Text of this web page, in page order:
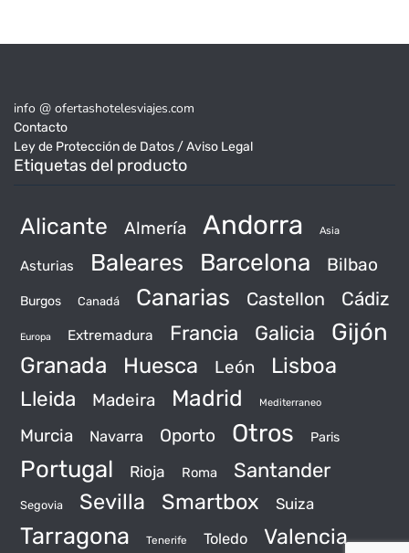
info @ ofertashotelesviajes.com
Contacto
Ley de Protección de Datos / Aviso Legal
Etiquetas del producto
Alicante Almería Andorra Asia
Asturias Baleares Barcelona Bilbao
Burgos Canadá Canarias Castellon Cádiz
Europa Extremadura Francia Galicia Gijón
Granada Huesca León Lisboa
Lleida Madeira Madrid Mediterraneo
Murcia Navarra Oporto Otros Paris
Portugal Rioja Roma Santander
Segovia Sevilla Smartbox Suiza
Tarragona Tenerife Toledo Valencia